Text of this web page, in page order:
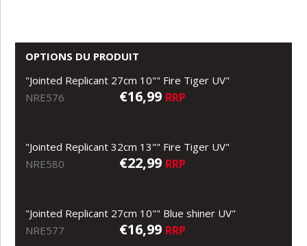
OPTIONS DU PRODUIT
"Jointed Replicant 27cm 10"" Fire Tiger UV"
NRE576
€16,99 RRP
"Jointed Replicant 32cm 13"" Fire Tiger UV"
NRE580
€22,99 RRP
"Jointed Replicant 27cm 10"" Blue shiner UV"
NRE577
€16,99 RRP